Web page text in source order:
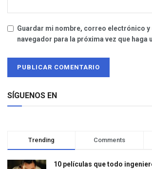
Guardar mi nombre, correo electrónico y
navegador para la próxima vez que haga
SÍGUENOS EN
Trending Comments
10 películas que todo